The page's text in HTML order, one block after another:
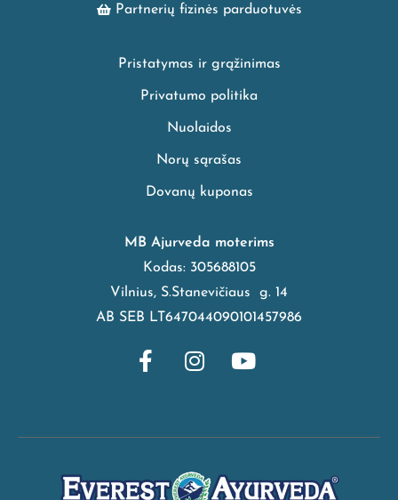
Partnerių fizinės parduotuvės
Pristatymas ir grąžinimas
Privatumo politika
Nuolaidos
Norų sąrašas
Dovanų kuponas
MB Ajurveda moterims
Kodas: 305688105
Vilnius, S.Stanevičiaus g. 14
AB SEB LT647044090101457986